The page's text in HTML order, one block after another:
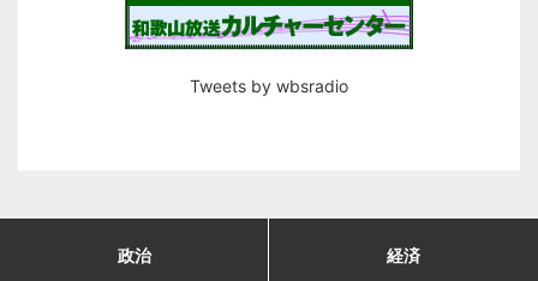
Tweets by wbsradio
政治 経済